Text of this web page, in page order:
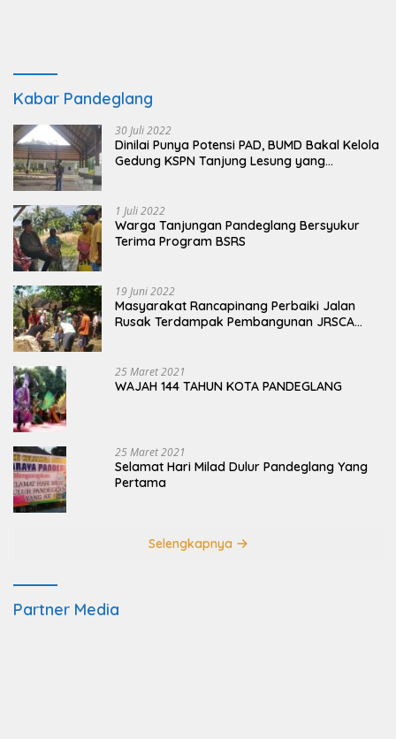
Kabar Pandeglang
30 Juli 2022
Dinilai Punya Potensi PAD, BUMD Bakal Kelola
Gedung KSPN Tanjung Lesung yang
1 Juli 2022
Warga Tanjungan Pandeglang Bersyukur
Terima Program BSRS
19 Juni 2022
Masyarakat Rancapinang Perbaiki Jalan
Rusak Terdampak Pembangunan JRSCA
25 Maret 2021
WAJAH 144 TAHUN KOTA PANDEGLANG
25 Maret 2021
Selamat Hari Milad Dulur Pandeglang Yang
Pertama
Selengkapnya
Partner Media